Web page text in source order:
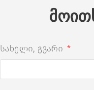
სახელი, გვარი